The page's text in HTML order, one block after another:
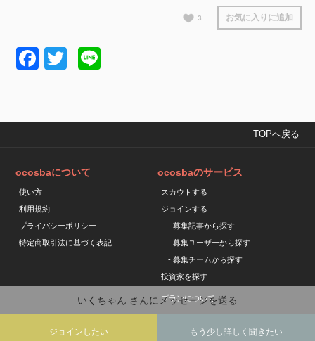
3 お気に入りに追加
いくちゃん さんにメッセージを送る
ジョインしたい もう少し詳しく聞きたい
Facebook
Twitter
TOPへ戻る
ocosbaについて
使い方
利用規約
プライバシーポリシー
特定商取引法に基づく表記
ocosbaのサービス
スカウトする
ジョインする
- 募集記事から探す
- 募集ユーザーから探す
- 募集チームから探す
投資家を探す
プランについて
Copyright © ocosba All Rights Reserved.